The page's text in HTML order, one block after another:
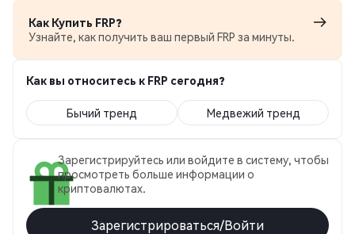
Как Купить FRP?
Узнайте, как получить ваш первый FRP за минуты.
Как вы относитесь к FRP сегодня?
Бычий тренд Медвежий тренд
Зарегистрируйтесь или войдите в систему, чтобы
просмотреть больше информации о
криптовалютах.
Зарегистрироваться/Войти